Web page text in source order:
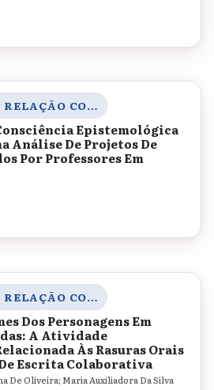
9. RELAÇÃO COM O SABER
Epistemológica
Análise De Projetos De
Por Professores Em
9. RELAÇÃO COM O SABER
Dos Personagens Em
A Atividade
Às Rasuras Orais
Escrita Colaborativa
De Oliveira; Maria Auxiliadora Da Silva